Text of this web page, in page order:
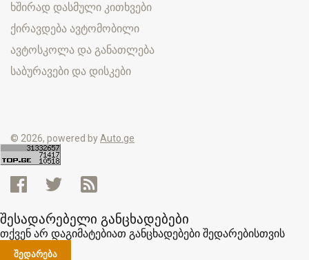
ხშირად დასმული კითხვები
ქირავდება ავტომობილი
ავტოსკოლა და განათლება
საბურავები და დისკები
© 2026, powered byAuto.ge
შესადარებელი განცხადებები
თქვენ არ დაგიმატებიათ განცხადებები შედარებისთვის
ᲨᲔᲓᲐᲠᲔᲑᲐ